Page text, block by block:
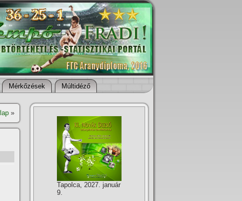
Mérkőzések Múltidéző
»
Tapolca, 2027. január
9.